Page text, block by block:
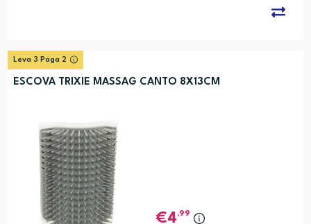
Leva 3 Paga 2
ESCOVA TRIXIE MASSAG CANTO 8X13CM
4,99